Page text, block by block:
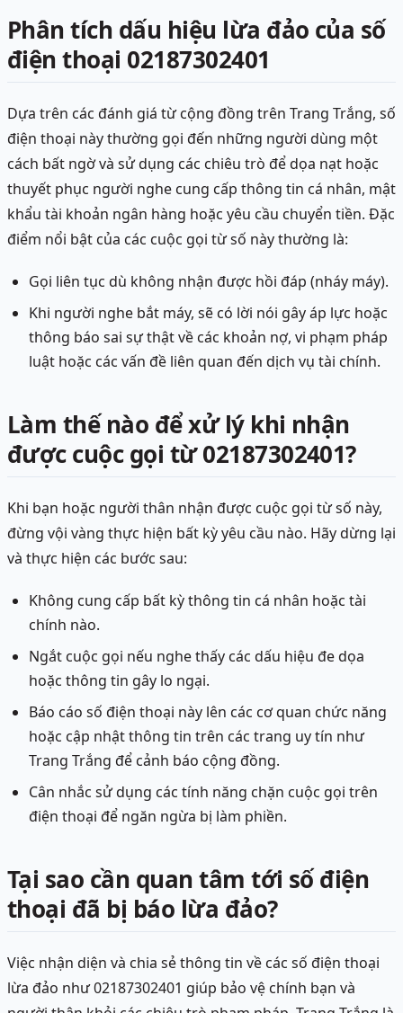
Phân tích dấu hiệu lừa đảo của số
điện thoại 02187302401
Dựa trên các đánh giá từ cộng đồng trên Trang Trắng, số
điện thoại này thường gọi đến những người dùng một
cách bất ngờ và sử dụng các chiêu trò để dọa nạt hoặc
thuyết phục người nghe cung cấp thông tin cá nhân, mật
khẩu tài khoản ngân hàng hoặc yêu cầu chuyển tiền. Đặc
điểm nổi bật của các cuộc gọi từ số này thường là:
Gọi liên tục dù không nhận được hồi đáp (nháy máy).
Khi người nghe bắt máy, sẽ có lời nói gây áp lực hoặc
thông báo sai sự thật về các khoản nợ, vi phạm pháp
luật hoặc các vấn đề liên quan đến dịch vụ tài chính.
Làm thế nào để xử lý khi nhận
được cuộc gọi từ 02187302401?
Khi bạn hoặc người thân nhận được cuộc gọi từ số này,
đừng vội vàng thực hiện bất kỳ yêu cầu nào. Hãy dừng lại
và thực hiện các bước sau:
Không cung cấp bất kỳ thông tin cá nhân hoặc tài
chính nào.
Ngắt cuộc gọi nếu nghe thấy các dấu hiệu đe dọa
hoặc thông tin gây lo ngại.
Báo cáo số điện thoại này lên các cơ quan chức năng
hoặc cập nhật thông tin trên các trang uy tín như
Trang Trắng để cảnh báo cộng đồng.
Cân nhắc sử dụng các tính năng chặn cuộc gọi trên
điện thoại để ngăn ngừa bị làm phiền.
Tại sao cần quan tâm tới số điện
thoại đã bị báo lừa đảo?
Việc nhận diện và chia sẻ thông tin về các số điện thoại
lừa đảo như 02187302401 giúp bảo vệ chính bạn và